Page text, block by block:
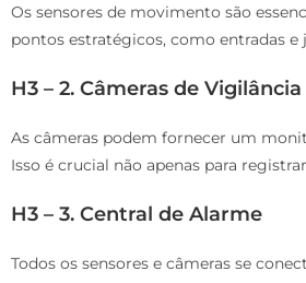
Os sensores de movimento são
pontos estratégicos, como entradas e
H3 – 2. Câmeras de Vigilância
As câmeras podem fornecer um
Isso é crucial não apenas para
H3 – 3. Central de Alarme
Todos os sensores e câmeras se